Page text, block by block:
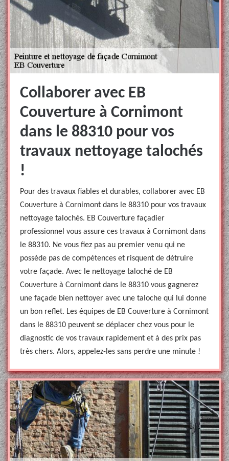
Collaborer avec EB
Couverture à Cornimont
dans le 88310 pour vos
travaux nettoyage talochés
!
Pour des travaux fiables et durables, collaborer avec EB
Couverture à Cornimont dans le 88310 pour vos travaux
nettoyage talochés. EB Couverture façadier
professionnel vous assure ces travaux à Cornimont dans
le 88310. Ne vous fiez pas au premier venu qui ne
possède pas de compétences et risquent de détruire
votre façade. Avec le nettoyage taloché de EB
Couverture à Cornimont dans le 88310 vous gagnerez
une façade bien nettoyer avec une taloche qui lui donne
un bon reflet. Les équipes de EB Couverture à Cornimont
dans le 88310 peuvent se déplacer chez vous pour le
diagnostic de vos travaux rapidement et à des prix pas
très chers. Alors, appelez-les sans perdre une minute !